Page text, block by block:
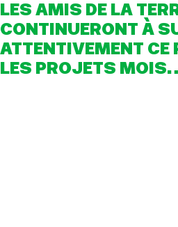
LES AMIS DE LA
CONTINUERONT À
ATTENTIVEMENT CE
LES PROJETS